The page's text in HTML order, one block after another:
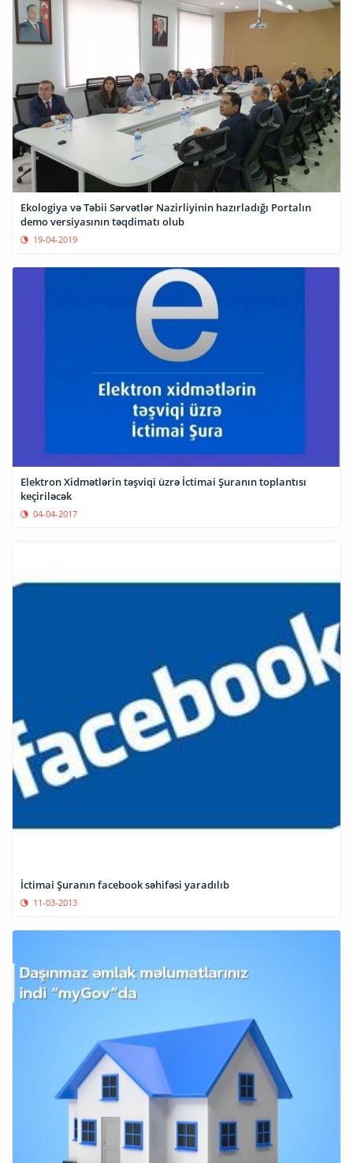
Ekologiya və Təbii Sərvətlər Nazirliyinin hazırladığı Portalın
demo versiyasının təqdimatı olub
19-04-2019
Elektron Xidmətlərin təşviqi üzrə İctimai Şuranın toplantısı
keçiriləcək
04-04-2017
İctimai Şuranın facebook səhifəsi yaradılıb
11-03-2013